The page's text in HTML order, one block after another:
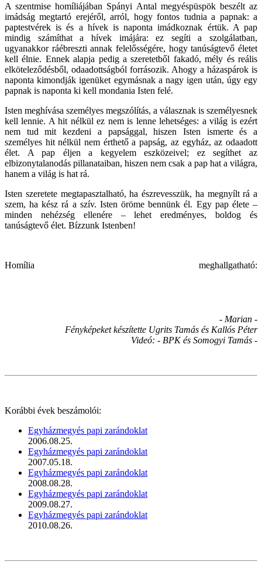
A szentmise homíliájában Spányi Antal megyéspüspök beszélt az
imádság megtartó erejéről, arról, hogy fontos tudnia a papnak: a
paptestvérek is és a hívek is naponta imádkoznak értük. A pap
mindig számíthat a hívek imájára: ez segíti a szolgálatban,
ugyanakkor ráébreszti annak felelősségére, hogy tanúságtevő életet
kell élnie. Ennek alapja pedig a szeretetből fakadó, mély és reális
elköteleződésből, odaadottságból forrásozik. Ahogy a házaspárok is
naponta kimondják igenüket egymásnak a nagy igen után, úgy egy
papnak is naponta ki kell mondania Isten felé.
Isten meghívása személyes megszólítás, a válasznak is személyesnek
kell lennie. A hit nélkül ez nem is lenne lehetséges: a világ is ezért
nem tud mit kezdeni a papsággal, hiszen Isten ismerte és a
személyes hit nélkül nem érthető a papság, az egyház, az odaadott
élet. A pap éljen a kegyelem eszközeivel; ez segíthet az
elbizonytalanodás pillanataiban, hiszen nem csak a pap hat a világra,
hanem a világ is hat rá.
Isten szeretete megtapasztalható, ha észrevesszük, ha megnyílt rá a
szem, ha kész rá a szív. Isten öröme bennünk él. Egy pap élete –
minden nehézség ellenére – lehet eredményes, boldog és
tanúságtevő élet. Bízzunk Istenben!
Homília meghallgatható:
- Marian -
Fényképeket készítette Ugrits Tamás és Kallós Péter
Videó: - BPK és Somogyi Tamás -
Korábbi évek beszámolói:
Egyházmegyés papi zarándoklat
2006.08.25.
Egyházmegyés papi zarándoklat
2007.05.18.
Egyházmegyés papi zarándoklat
2008.08.28.
Egyházmegyés papi zarándoklat
2009.08.27.
Egyházmegyés papi zarándoklat
2010.08.26.